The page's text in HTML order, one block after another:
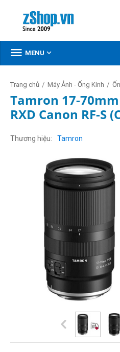
 MENU 
Trang chủ / Máy Ảnh - Ống Kính /
Tamron 17-
RXD Canon RF-S
Thương hiệu Tamron